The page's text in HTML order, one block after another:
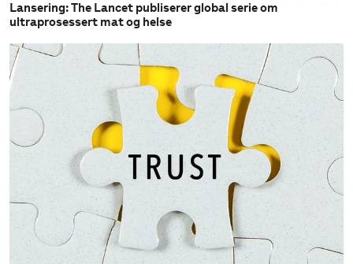
Lansering: The Lancet publiserer global serie om
ultraprosessert mat og helse